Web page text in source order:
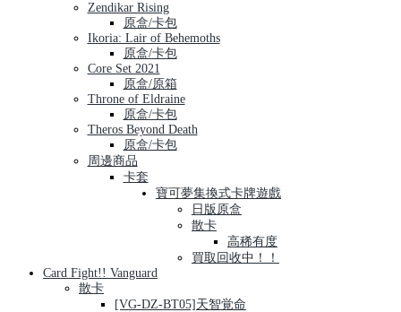
Zendikar Rising
原盒/卡包
Ikoria: Lair of Behemoths
原盒/卡包
Core Set 2021
原盒/原箱
Throne of Eldraine
原盒/卡包
Theros Beyond Death
原盒/卡包
周邊商品
卡套
寶可夢集換式卡牌遊戲
日版原盒
散卡
高稀有度
買取回收中！！
Card Fight!! Vanguard
散卡
[VG-DZ-BT05]天智覚命